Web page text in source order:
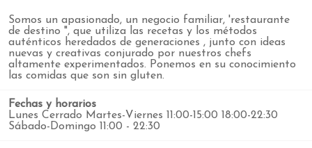
Somos un apasionado, un negocio familiar, 'restaurante
de destino ", que utiliza las recetas y los métodos
auténticos heredados de generaciones , junto con ideas
nuevas y creativas conjurado por nuestros chefs
altamente experimentados. Ponemos en su conocimiento
las comidas que son sin gluten.
Fechas y horarios
Lunes Cerrado Martes-Viernes 11:00-15:00 18:00-22:30
Sábado-Domingo 11:00 - 22:30